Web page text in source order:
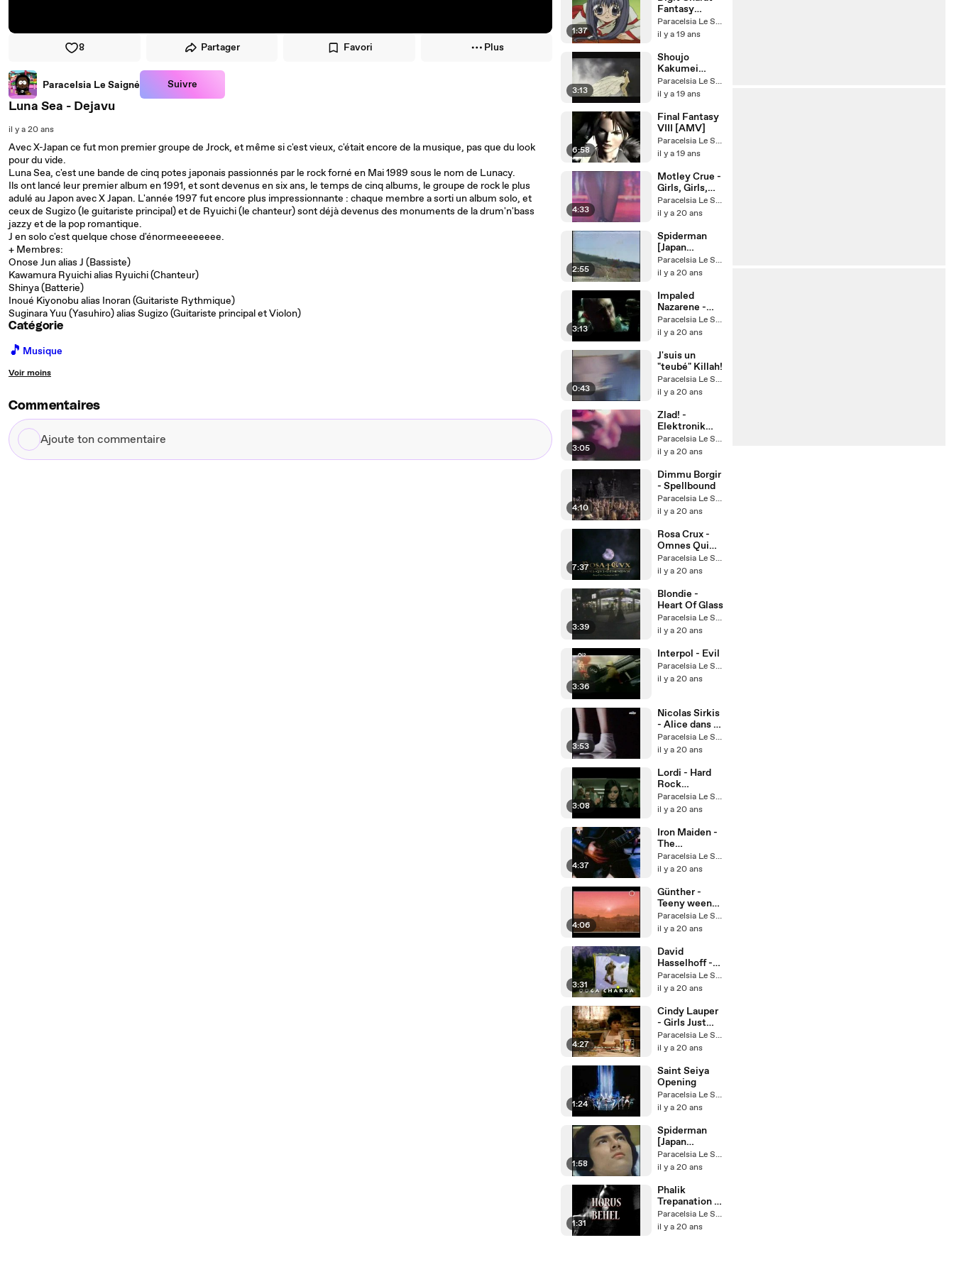
8 Partager Favori Plus
Paracelsia Le Saigné Suivre
Luna Sea - Dejavu
il y a 20 ans
Avec X-Japan ce fut mon premier groupe de Jrock, et même si c'est vieux, c'était encore de la musique, pas que du look
pour du vide.
Luna Sea, c'est une bande de cinq potes japonais passionnés par le rock forné en Mai 1989 sous le nom de Lunacy.
Ils ont lancé leur premier album en 1991, et sont devenus en six ans, le temps de cinq albums, le groupe de rock le plus
adulé au Japon avec X Japan. L'année 1997 fut encore plus impressionnante : chaque membre a sorti un album solo, et
ceux de Sugizo (le guitariste principal) et de Ryuichi (le chanteur) sont déjà devenus des monuments de la drum'n'bass
jazzy et de la pop romantique.
J en solo c'est quelque chose d'énormeeeeeeee.
+ Membres:
Onose Jun alias J (Bassiste)
Kawamura Ryuichi alias Ryuichi (Chanteur)
Shinya (Batterie)
Inoué Kiyonobu alias Inoran (Guitariste Rythmique)
Suginara Yuu (Yasuhiro) alias Sugizo (Guitariste principal et Violon)
Catégorie
🎵 Musique
Voir moins
Commentaires
Ajoute
ton
1:37
Fantasy
Opening
Paracelsia Le Saigné
il y a 19 ans
3:13
Shoujo
Kakumei
Utena [AMV]Paracelsia Le Saigné
il y a 19 ans
6:58
Final Fantasy
VIII [AMV]
Paracelsia Le Saigné
il y a 19 ans
4:33
Motley Crue -
Girls, Girls,
Girls
Paracelsia Le Saigné
il y a 20 ans
2:55
Spiderman
[Japan
Version]
Paracelsia Le Saigné
il y a 20 ans
3:13
Impaled
Nazarene -
Armageddon..
.
Paracelsia Le Saigné
il y a 20 ans
0:43
J'suis un
"teubé" Killah!
Paracelsia Le Saigné
il y a 20 ans
3:05
Zlad! -
Elektronik
Supersonik
Paracelsia Le Saigné
il y a 20 ans
4:10
Dimmu Borgir
- Spellbound
Paracelsia Le Saigné
il y a 20 ans
7:37
Rosa Crux -
Omnes Qui
DescenduntParacelsia Le Saigné
il y a 20 ans
3:39
Blondie -
Heart Of Glass
Paracelsia Le Saigné
il y a 20 ans
3:36
Interpol - Evil
Paracelsia Le Saigné
il y a 20 ans
3:53
Nicolas Sirkis
- Alice dans la
lune
Paracelsia Le Saigné
il y a 20 ans
3:08
Lordi - Hard
Rock
Hallelujah
Paracelsia Le Saigné
il y a 20 ans
4:37
Iron Maiden -
The
Wickerman Paracelsia Le Saigné
il y a 20 ans
4:06
Günther -
Teeny weeny
string bikini Paracelsia Le Saigné
il y a 20 ans
3:31
David
Hasselhoff -
Hooked on a
Feeling
Paracelsia Le Saigné
il y a 20 ans
4:27
Cindy Lauper
- Girls Just
Wanna Have
Fun
Paracelsia Le Saigné
il y a 20 ans
1:24
Saint Seiya
Opening
Paracelsia Le Saigné
il y a 20 ans
1:58
Spiderman
[Japan
Version]
Paracelsia Le Saigné
il y a 20 ans
1:31
Phalik
Trepanation -
Horus Behel Paracelsia Le Saigné
il y a 20 ans